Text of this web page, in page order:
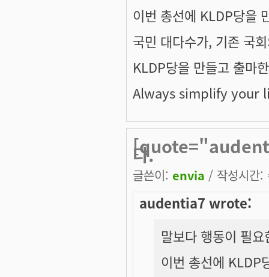
이번 총선에 KLDP당을
국민 대다수가, 기존 국
KLDP당을 만들고 출마
Always simplify your
다.
글쓴이: envia / 작성시간
audentia7 wrote:
말보다 행동이 필
이번 총선에 KLDP